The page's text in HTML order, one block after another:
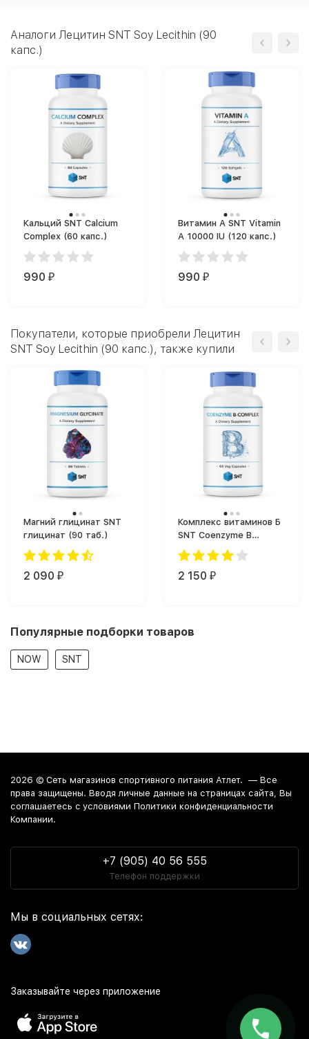
Аналоги Лецитин SNT Soy Lecithin (90
капс.)
Кальций SNT Calcium
Complex (60 капс.)
990 ₽
Витамин A SNT Vitamin
A 10000 IU (120 капс.)
990 ₽
Покупатели, которые приобрели Лецитин
SNT Soy Lecithin (90 капс.), также купили
Магний глицинат SNT
глицинат (90 таб.)
2 090 ₽
Комплекс витаминов Б
SNT Coenzyme B
Complex (60 капс.)
2 150 ₽
Популярные подборки товаров
NOW SNT
2026 © Сеть магазинов спортивного питания Атлет. — Все
права защищены. Вводя личные данные на страницах сайта, Вы
соглашаетесь c условиями Политики конфиденциальности
Компании.
+7 (905) 40 56 555
Телефон поддержки
Мы в социальных сетях:
Заказывайте через приложение